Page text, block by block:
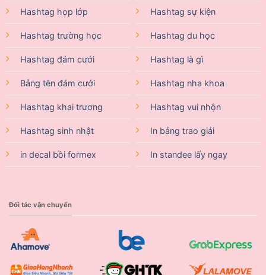
Hashtag họp lớp
Hashtag trường học
Hashtag đám cưới
Bảng tên đám cưới
Hashtag khai trương
Hashtag sinh nhật
in decal bồi formex
Hashtag sự kiện
Hashtag du học
Hashtag là gì
Hashtag nha khoa
Hashtag vui nhộn
In bảng trao giải
In standee lấy ngay
Đối tác vận chuyển